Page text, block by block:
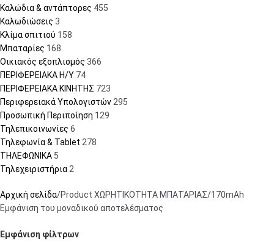
Καλώδια & αντάπτορες 455
Καλωδιώσεις 3
Κλίμα σπιτιού 158
Μπαταρίες 168
Οικιακός εξοπλισμός 366
ΠΕΡΙΦΕΡΕΙΑΚΑ Η/Υ 74
ΠΕΡΙΦΕΡΕΙΑΚΑ ΚΙΝΗΤΗΣ 723
Περιφερειακά Υπολογιστών 295
Προσωπική Περιποίηση 129
Τηλεπικοινωνίες 6
Τηλεφωνία & Tablet 278
ΤΗΛΕΦΩΝΙΚΑ 5
Τηλεχειριστήρια 2
Αρχική σελίδα Product ΧΩΡΗΤΙΚΟΤΗΤΑ ΜΠΑΤΑΡΙΑΣ 170mAh
Εμφάνιση του μοναδικού αποτελέσματος
Εμφάνιση φίλτρων